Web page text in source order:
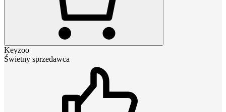
Keyzoo
Świetny sprzedawca